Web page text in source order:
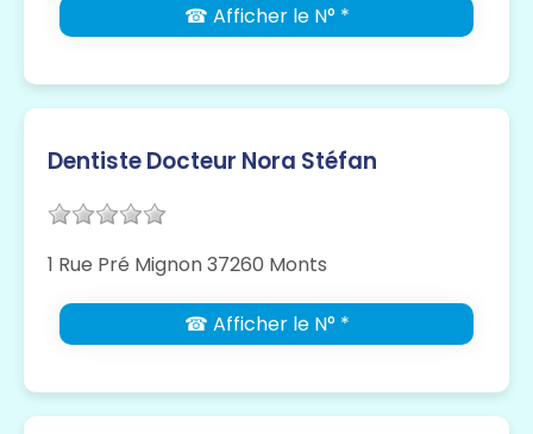
☎ Afficher le N° *
Dentiste Docteur Nora Stéfan
1 Rue Pré Mignon 37260 Monts
☎ Afficher le N° *